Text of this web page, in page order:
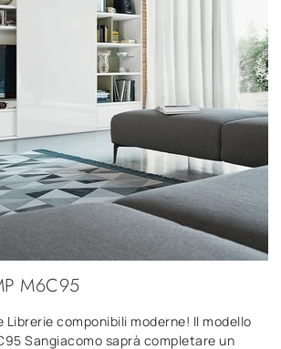
M6C95
Librerie componibili moderne! Il modello
Sangiacomo saprà completare un